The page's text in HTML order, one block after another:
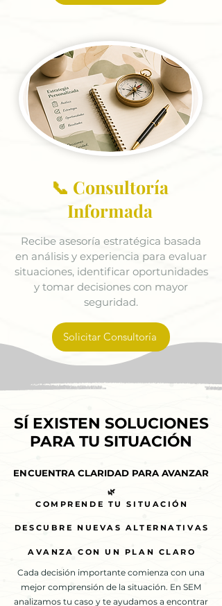
📞 Consultoría
Informada
Recibe asesoría estratégica basada
en análisis y experiencia para evaluar
situaciones, identificar oportunidades
y tomar decisiones con mayor
seguridad.
Solicitar Consultoría
SÍ EXISTEN SOLUCIONES
PARA TU SITUACIÓN
SÍ EXISTEN SOLUCIONES
PARA TU SITUACIÓN
ENCUENTRA CLARIDAD PARA AVANZAR
ENCUENTRA CLARIDAD PARA AVANZAR
🌿
COMPRENDE TU SITUACIÓN
DESCUBRE NUEVAS ALTERNATIVAS
AVANZA CON UN PLAN CLARO
🌿
COMPRENDE TU SITUACIÓN
DESCUBRE NUEVAS ALTERNATIVAS
AVANZA CON UN PLAN CLARO
Cada decisión importante comienza con una
mejor comprensión de la situación. En SEM
analizamos tu caso y te ayudamos a encontrar